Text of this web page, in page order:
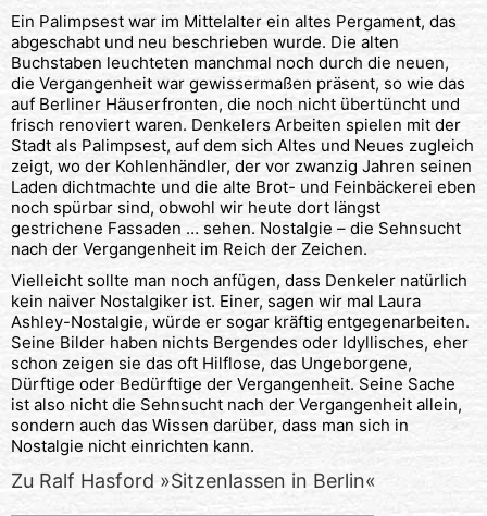
Ein Palimpsest war im Mittelalter ein altes Pergament, das
abgeschabt und neu beschrieben wurde. Die alten
Buchstaben leuchteten manchmal noch durch die neuen,
die Vergangenheit war gewissermaßen präsent, so wie das
auf Berliner Häuserfronten, die noch nicht übertüncht und
frisch renoviert waren. Denkelers Arbeiten spielen mit der
Stadt als Palimpsest, auf dem sich Altes und Neues zugleich
zeigt, wo der Kohlenhändler, der vor zwanzig Jahren seinen
Laden dichtmachte und die alte Brot- und Feinbäckerei eben
noch spürbar sind, obwohl wir heute dort längst
gestrichene Fassaden … sehen. Nostalgie – die Sehnsucht
nach der Vergangenheit im Reich der Zeichen.
Vielleicht sollte man noch anfügen, dass Denkeler natürlich
kein naiver Nostalgiker ist. Einer, sagen wir mal Laura
Ashley-Nostalgie, würde er sogar kräftig entgegenarbeiten.
Seine Bilder haben nichts Bergendes oder Idyllisches, eher
schon zeigen sie das oft Hilflose, das Ungeborgene,
Dürftige oder Bedürftige der Vergangenheit. Seine Sache
ist also nicht die Sehnsucht nach der Vergangenheit allein,
sondern auch das Wissen darüber, dass man sich in
Nostalgie nicht einrichten kann.
Zu Ralf Hasford »Sitzenlassen in Berlin«